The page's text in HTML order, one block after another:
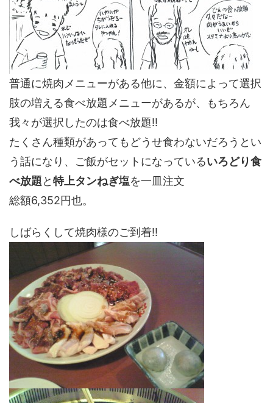
普通に焼肉メニューがある他に、金額によって選択
肢の増える食べ放題メニューがあるが、もちろん
我々が選択したのは食べ放題!!
たくさん種類があってもどうせ食わないだろうとい
う話になり、ご飯がセットになっているいろどり食
べ放題と特上タンねぎ塩を一皿注文
総額6,352円也。
しばらくして焼肉様のご到着!!